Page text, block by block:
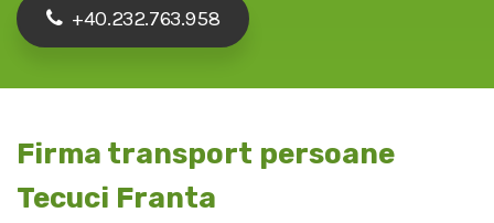
+40.232.763.958
Firma transport persoane
Tecuci Franta